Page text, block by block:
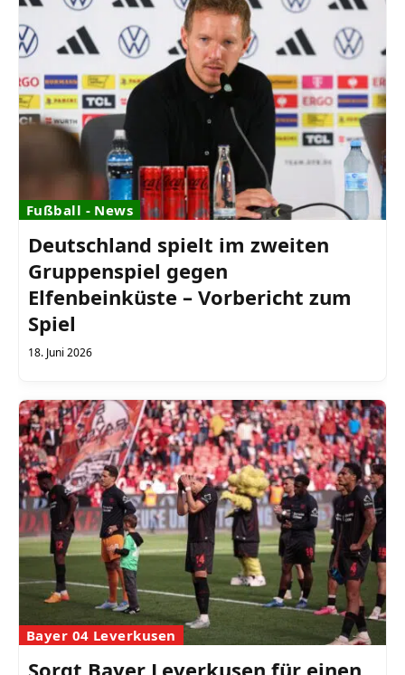
Fußball - News
Deutschland spielt im zweiten
Gruppenspiel gegen
Elfenbeinküste – Vorbericht zum
Spiel
18. Juni 2026
Bayer 04 Leverkusen
Sorgt Bayer Leverkusen für einen